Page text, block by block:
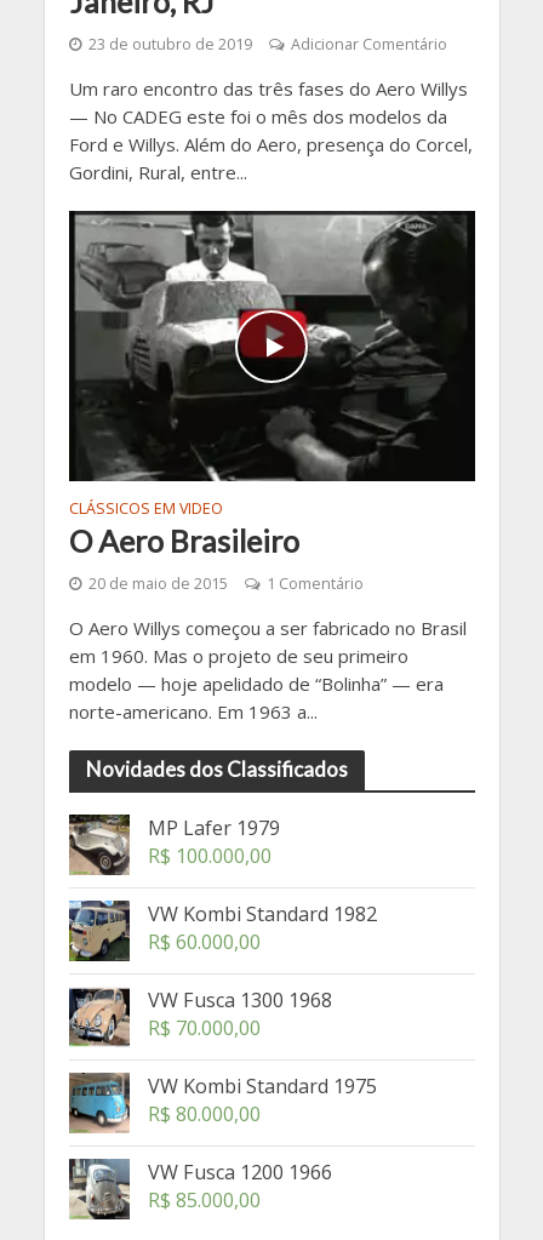
23 de outubro de 2019 Adicionar Comentário
Um raro encontro das três fases do Aero Willys
— No CADEG este foi o mês dos modelos da
Ford e Willys. Além do Aero, presença do Corcel,
Gordini, Rural, entre...
CLÁSSICOS EM VIDEO
O Aero Brasileiro
20 de maio de 2015 1 Comentário
O Aero Willys começou a ser fabricado no Brasil
em 1960. Mas o projeto de seu primeiro
modelo — hoje apelidado de “Bolinha” — era
norte-americano. Em 1963 a...
Novidades dos Classificados
MP Lafer 1979
R$ 100.000,00
VW Kombi Standard 1982
R$ 60.000,00
VW Fusca 1300 1968
R$ 70.000,00
VW Kombi Standard 1975
R$ 80.000,00
VW Fusca 1200 1966
R$ 85.000,00